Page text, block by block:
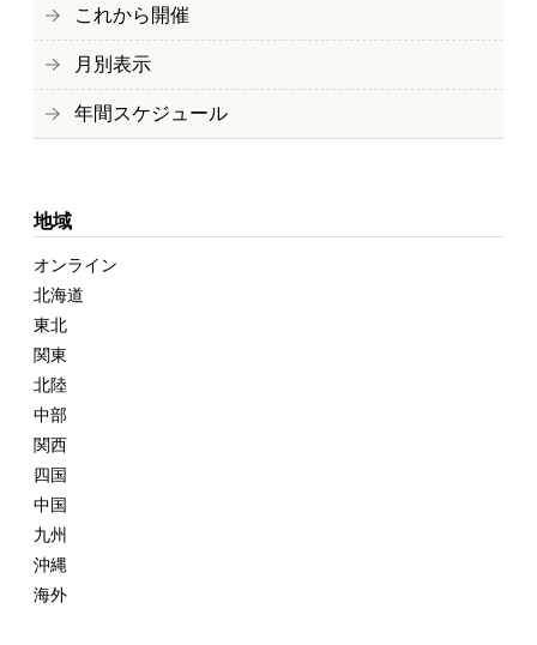
これから開催
月別表示
年間スケジュール
地域
オンライン
北海道
東北
関東
北陸
中部
関西
四国
中国
九州
沖縄
海外